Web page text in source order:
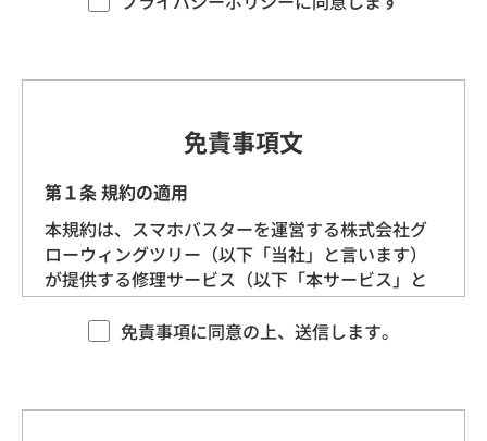
す。）を定めます。
第1条（プライバシー情報）
人情報保護法にいう「個人情報」を指すものと
し、生存する個人に関する情報であって、当該
号、連絡先その他の記述等により特定の個人を
識別できる情報を指します。
プライバシー情報のうち「履歴情報および特性
情報」とは、上記に定める「個人情報」以外の
免責事項文
第１条 規約の適用
本規約は、スマホバスターを運営する株式会社グ
ローウィングツリー（以下「当社」と言います）
が提供する修理サービス（以下「本サービス」と
言います）に適用される基本的な条件を定めるも
のです。 当社は、本規約に沿ってお客様に本サー
ご利用くださいますようお願いいたします。
免責事項に同意の上、送信します。